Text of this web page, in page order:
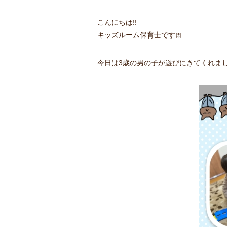
こんにちは‼︎
キッズルーム保育士です🎀
今日は3歳の男の子が遊びにきてくれま